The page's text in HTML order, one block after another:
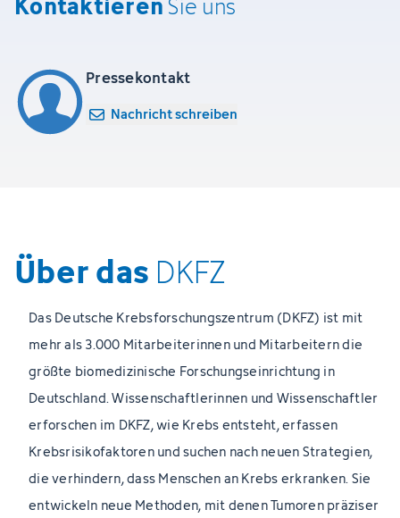
Pressekontakt
Nachricht schreiben
Über das DKFZ
Das Deutsche Krebsforschungszentrum (DKFZ) ist mit
mehr als 3.000 Mitarbeiterinnen und Mitarbeitern die
größte biomedizinische Forschungseinrichtung in
Deutschland. Wissenschaftlerinnen und Wissenschaftler
erforschen im DKFZ, wie Krebs entsteht, erfassen
Krebsrisikofaktoren und suchen nach neuen Strategien,
die verhindern, dass Menschen an Krebs erkranken. Sie
entwickeln neue Methoden, mit denen Tumoren präziser